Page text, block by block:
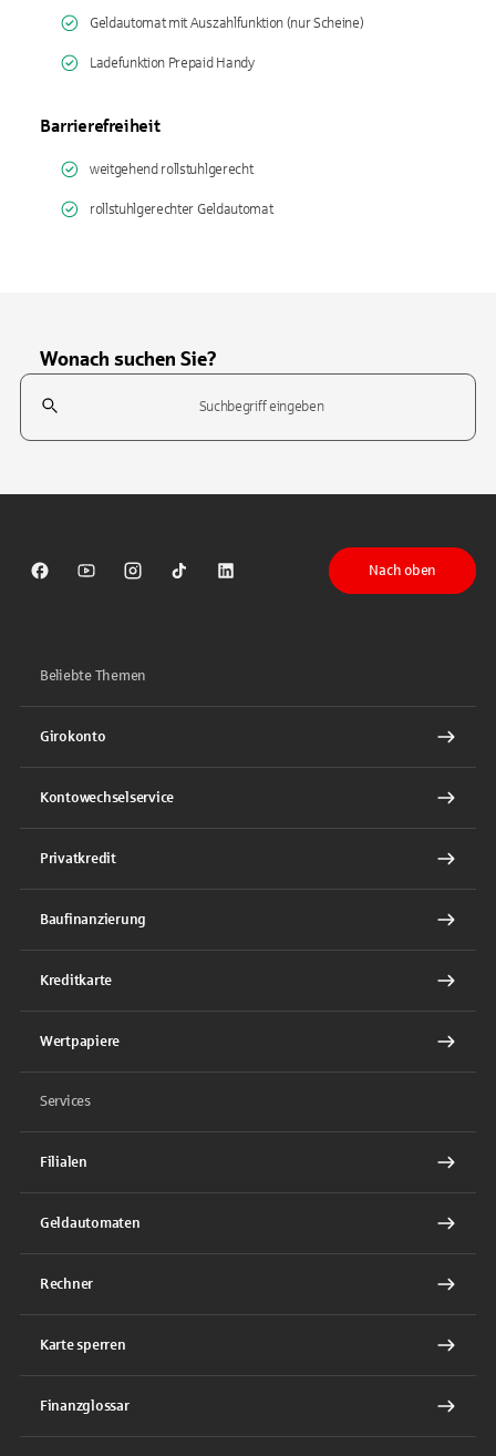
Geldautomat mit Auszahlfunktion (nur Scheine)
Ladefunktion Prepaid Handy
Barrierefreiheit
weitgehend rollstuhlgerecht
rollstuhlgerechter Geldautomat
Wonach suchen Sie?
Suchfeld
Sparkasse auf Facebook
Sparkasse auf Youtube
Sparkasse auf Instagram
Sparkasse auf TikTok
Sparkasse auf LinkedIn
Nach oben
Beliebte Themen
Girokonto
Kontowechselservice
Privatkredit
Baufinanzierung
Kreditkarte
Wertpapiere
Services
Filialen
Geldautomaten
Rechner
Karte sperren
Finanzglossar